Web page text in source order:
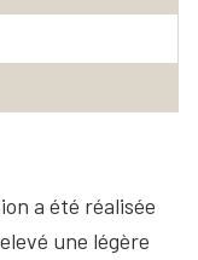
a été réalisée
une légère